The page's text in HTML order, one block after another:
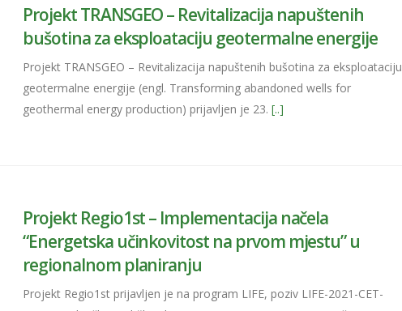
Projekt TRANSGEO – Revitalizacija napuštenih
bušotina za eksploataciju geotermalne energije
Projekt TRANSGEO – Revitalizacija napuštenih bušotina za eksploataciju
geotermalne energije (engl. Transforming abandoned wells for
geothermal energy production) prijavljen je 23.[..]
Projekt Regio1st – Implementacija načela
“Energetska učinkovitost na prvom mjestu” u
regionalnom planiranju
Projekt Regio1st prijavljen je na program LIFE, poziv LIFE-2021-CET-